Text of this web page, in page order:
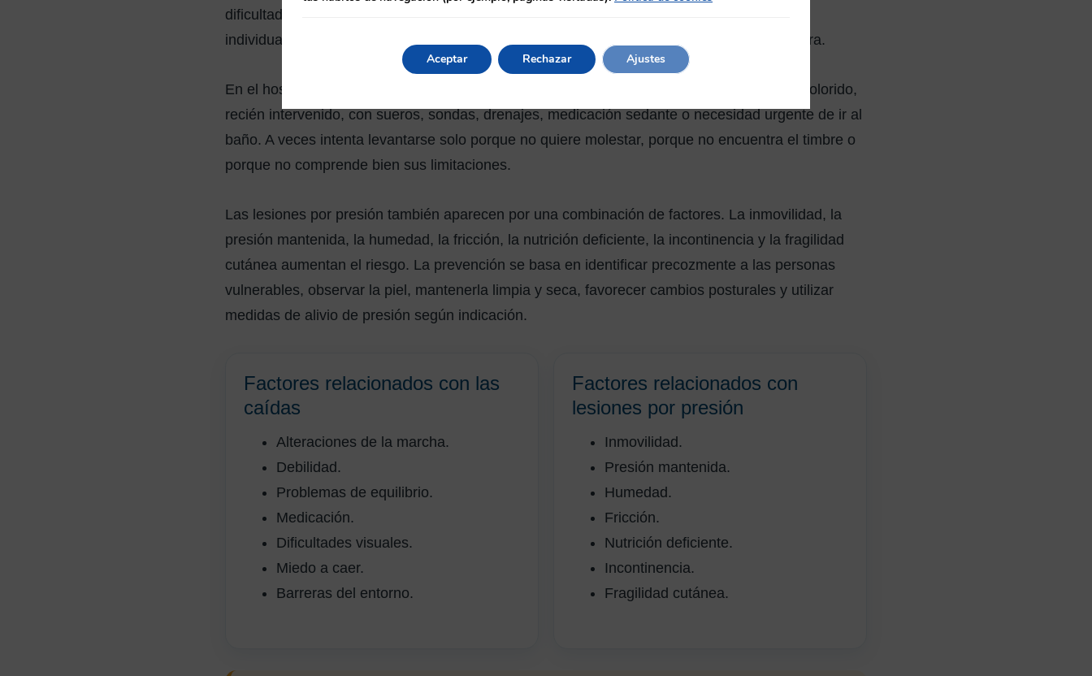
dificultades visuales, miedo a caer o barreras del entorno. El enfoque preventivo debe ser
individualizado y tener en cuenta tanto al paciente como el ambiente en el que se encuentra.
En el hospital, estos riesgos se intensifican. El paciente puede estar desorientado, débil, dolorido,
recién intervenido, con sueros, sondas, drenajes, medicación sedante o necesidad urgente de ir al
baño. A veces intenta levantarse solo porque no quiere molestar, porque no encuentra el timbre o
porque no comprende bien sus limitaciones.
Las lesiones por presión también aparecen por una combinación de factores. La inmovilidad, la
presión mantenida, la humedad, la fricción, la nutrición deficiente, la incontinencia y la fragilidad
cutánea aumentan el riesgo. La prevención se basa en identificar precozmente a las personas
vulnerables, observar la piel, mantenerla limpia y seca, favorecer cambios posturales y utilizar
medidas de alivio de presión según indicación.
Factores relacionados con las
caídas
Alteraciones de la marcha.
Debilidad.
Problemas de equilibrio.
Medicación.
Dificultades visuales.
Miedo a caer.
Barreras del entorno.
Factores relacionados con
lesiones por presión
Inmovilidad.
Presión mantenida.
Humedad.
Fricción.
Nutrición deficiente.
Incontinencia.
Fragilidad cutánea.
Aceptar Rechazar Ajustes